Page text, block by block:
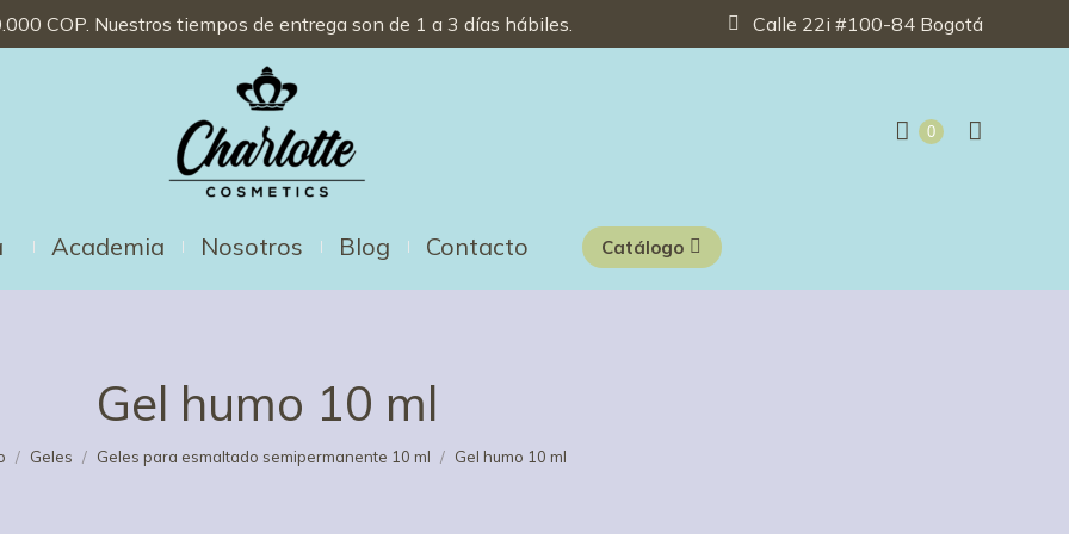
COP. Nuestros tiempos de entrega son de 1 a 3 días hábiles. Calle 22i #100-84 Bogotá
0
Academia Nosotros Blog Contacto Catálogo
Gel humo 10 ml
aquí:
Geles Geles para esmaltado semipermanente 10 ml Gel humo 10 ml